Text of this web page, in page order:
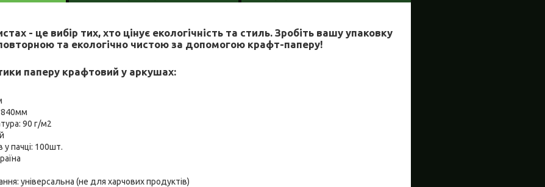
- це вибір тих, хто цінує екологічність та стиль. Зробіть вашу упаковку
та екологічно чистою за допомогою крафт-паперу!
паперу крафтовий у аркушах:
90 г/м2
у пачці: 100шт.
універсальна (не для харчових продуктів)